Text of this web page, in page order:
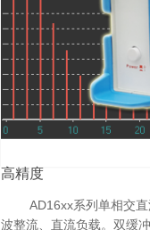
高精度
AD16xx系列单相交直流
波整流、直流负载。双缓